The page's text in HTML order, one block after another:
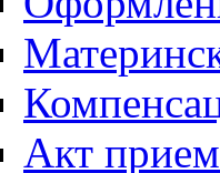
Акт